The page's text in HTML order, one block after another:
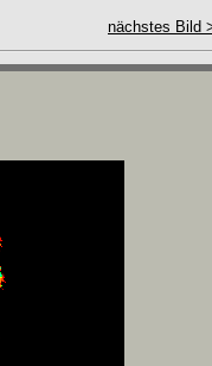
nächstes Bild